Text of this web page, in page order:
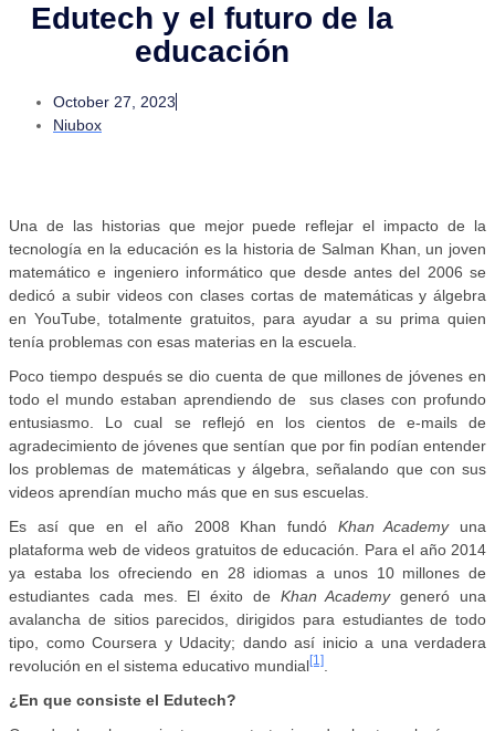
Edutech y el futuro de la
educación
October 27, 2023
Niubox
Una de las historias que mejor puede reflejar el impacto de la
tecnología en la educación es la historia de Salman Khan, un joven
matemático e ingeniero informático que desde antes del 2006 se
dedicó a subir videos con clases cortas de matemáticas y álgebra
en YouTube, totalmente gratuitos, para ayudar a su prima quien
tenía problemas con esas materias en la escuela.
Poco tiempo después se dio cuenta de que millones de jóvenes en
todo el mundo estaban aprendiendo de sus clases con profundo
entusiasmo. Lo cual se reflejó en los cientos de e-mails de
agradecimiento de jóvenes que sentían que por fin podían entender
los problemas de matemáticas y álgebra, señalando que con sus
videos aprendían mucho más que en sus escuelas.
Es así que en el año 2008 Khan fundó Khan Academy una
plataforma web de videos gratuitos de educación. Para el año 2014
ya estaba los ofreciendo en 28 idiomas a unos 10 millones de
estudiantes cada mes. El éxito de Khan Academygeneró una
avalancha de sitios parecidos, dirigidos para estudiantes de todo
tipo, como Coursera y Udacity; dando así inicio a una verdadera
revolución en el sistema educativo mundial[1].
¿En que consiste el Edutech?